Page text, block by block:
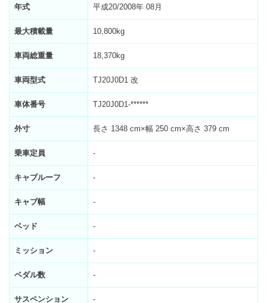
年式 平成20/2008年 08月
最大積載量 10,800kg
車両総重量 18,370kg
車両型式 TJ20J0D1 改
車体番号 TJ20J0D1-******
外寸 長さ 1348 cm×幅 250 cm×高さ 379 cm
乗車定員 -
キャブルーフ -
キャブ幅 -
ベッド -
ミッション -
ペダル数 -
サスペンション -